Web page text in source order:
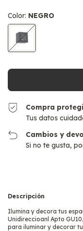
Color: NEGRO
Compra
Tus datos
Cambios y
Si no te gusta,
Descripción
Ilumina y decora tus
Unidireccioanl Apto
para iluminar y decorar